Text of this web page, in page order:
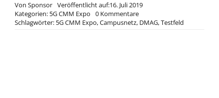
Von Sponsor Veröffentlicht auf:16. Juli 2019
Kategorien: 5G CMM Expo 0 Kommentareon
Hannover
Schlagwörter: 5G CMM Expo,Campusnetz, DMAG,Testfeld